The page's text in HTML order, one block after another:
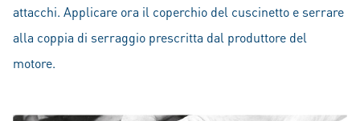
attacchi. Applicare ora il coperchio del cuscinetto e serrare
alla coppia di serraggio prescritta dal produttore del
motore.